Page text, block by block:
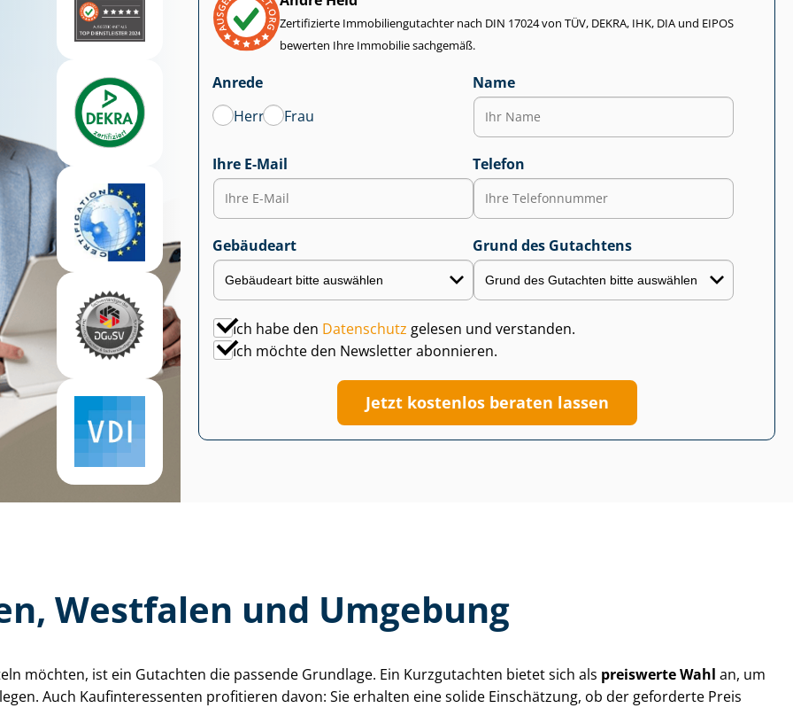
Zertifizierte Im­mo­bi­li­en­gut­ach­ter nach DIN 17024 von TÜV, DEKRA, IHK, DIA und EIPOS
bewerten Ihre Immobilie sachgemäß.
Anrede
Herr
Frau
Name
Ihre E-Mail Telefon
Gebäudeart Grund des Gutachtens
Ich habe den Datenschutz gelesen und verstanden.
Ich möchte den Newsletter abonnieren.
Jetzt kostenlos beraten lassen
Westfalen und Umgebung
möchten, ist ein Gutachten die passende Grundlage. Ein Kurzgutachten bietet sich als preiswerte Wahl an, um
Auch Kauf­in­ter­es­sen­ten profitieren davon: Sie erhalten eine solide Einschätzung, ob der geforderte Preis